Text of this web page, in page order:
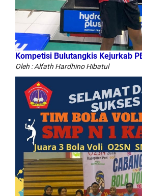
Kompetisi Bulutangkis Kejurkab
Oleh : Alfath Hardhino Hibatul